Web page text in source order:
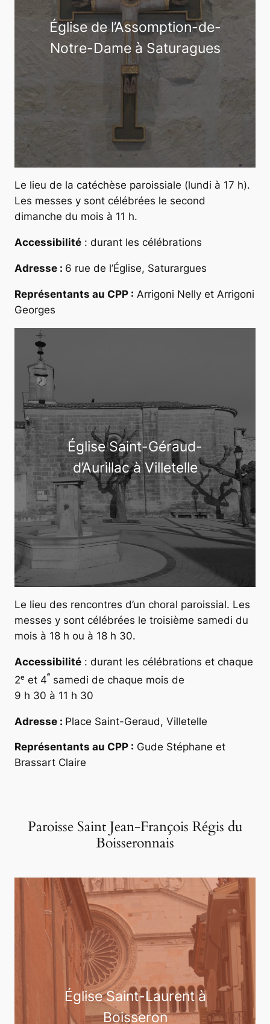
Église de l’Assomption-de-
Notre-Dame à Saturagues
Le lieu de la catéchèse paroissiale (lundi à 17 h).
Les messes y sont célébrées le second
dimanche du mois à 11 h.
Accessibilité : durant les célébrations
Adresse : 6 rue de l’Église, Saturargues
Représentants au CPP : Arrigoni Nelly et Arrigoni
Georges
Église Saint-Géraud-
d’Aurillac à Villetelle
Le lieu des rencontres d’un choral paroissial. Les
messes y sont célébrées le troisième samedi du
mois à 18 h ou à 18 h 30.
Accessibilité : durant les célébrations et chaque
2ᵉ et 4ᵉ samedi de chaque mois de
9 h 30 à 11 h 30
Adresse : Place Saint-Geraud, Villetelle
Représentants au CPP : Gude Stéphane et
Brassart Claire
Paroisse Saint Jean-François Régis du
Boisseronnais
Église Saint-Laurent à
Boisseron